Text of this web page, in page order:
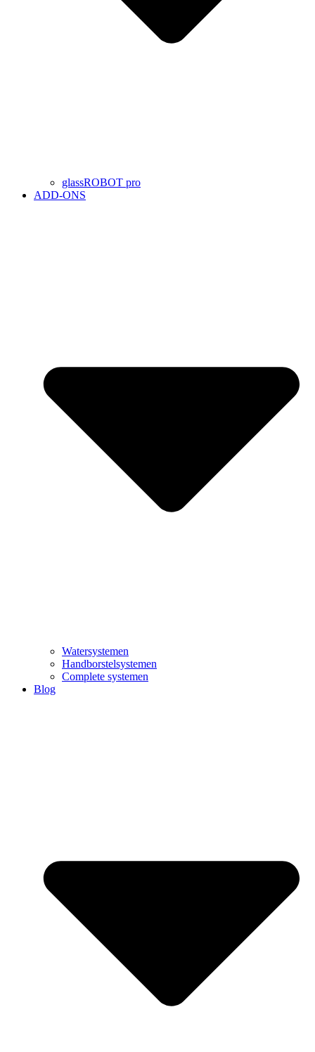
glassROBOT pro
ADD-ONS
Watersystemen
Handborstelsystemen
Complete systemen
Blog